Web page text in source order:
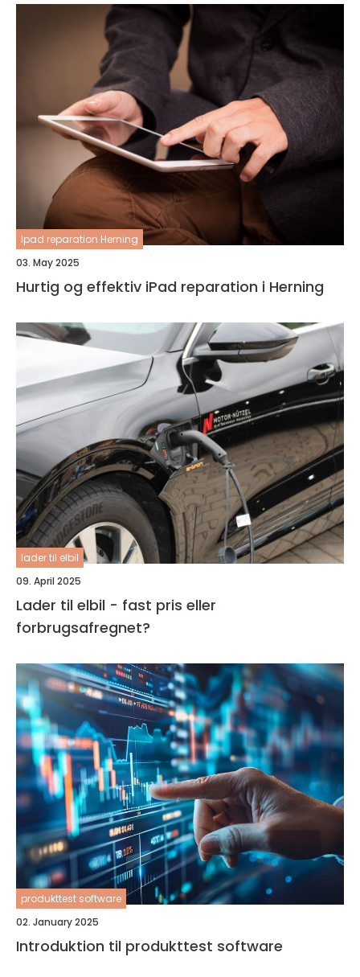
Ipad reparation Herning
03. May 2025
Hurtig og effektiv iPad reparation i Herning
lader til elbil
09. April 2025
Lader til elbil - fast pris eller
forbrugsafregnet?
produkttest software
02. January 2025
Introduktion til produkttest software